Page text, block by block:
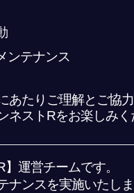
ンテナンス
あたりご理解とご協
ネストRをお楽しみ
】運営チームです。
ナンスを実施いたし